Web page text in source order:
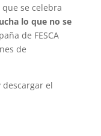
se celebra
lo que no se
de FESCA
de
el